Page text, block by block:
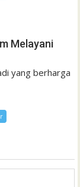
Melayani
yang berharga